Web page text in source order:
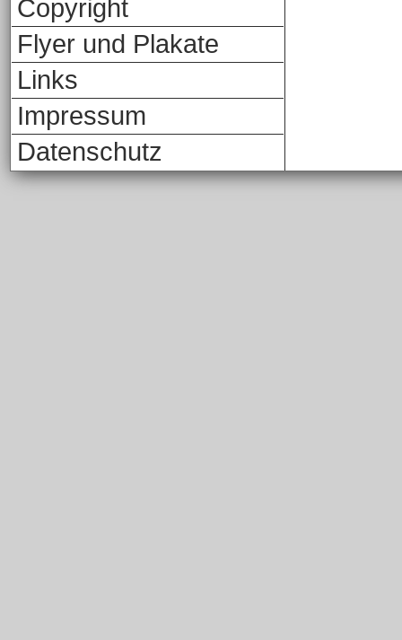
Copyright
Flyer und Plakate
Links
Impressum
Datenschutz